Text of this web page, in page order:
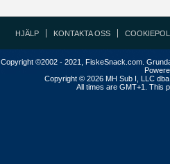
HJÄLP KONTAKTA OSS
Copyright ©2002 - 2021, FiskeSnack.com.
Copyright © 2026 MH Sub I, LLC
All times are GMT+1. This